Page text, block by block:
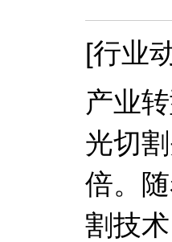
[行业
产业
光切
倍。
割技